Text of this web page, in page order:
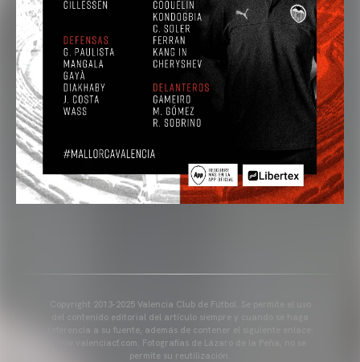
Copyright 2013-2025 Valencia Club de Fútbol. Se permite el uso
del contenido editorial del artículo siempre y cuando se haga
referencia a su fuente, además de contener el siguiente enlace:
www.valenciacf.com. Fotografías de Lázaro de la Peña, no se
permite su reutilización.